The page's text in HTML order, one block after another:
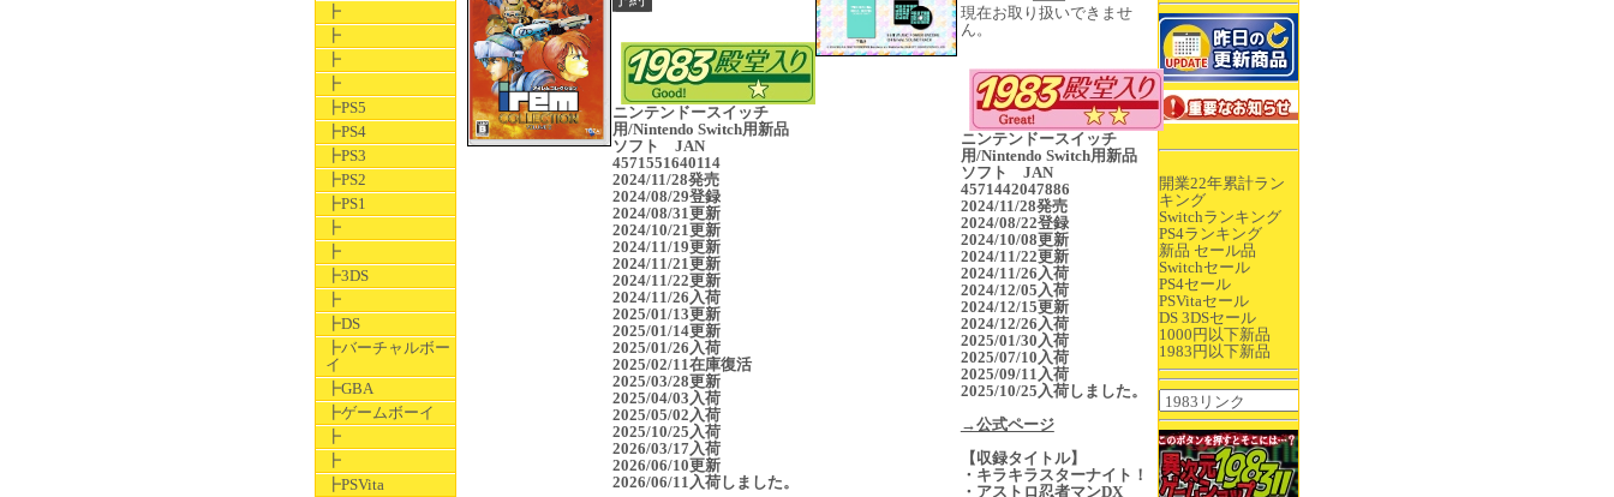
┣
┣
┣
┣
┣PS5
┣PS4
┣PS3
┣PS2
┣PS1
┣
┣
┣3DS
┣
┣DS
┣バーチャルボー
イ
┣GBA
┣ゲームボーイ
┣
┣
┣PSVita
開業22年累計ラン
キング
Switchランキング
PS4ランキング
新品 セール品
Switchセール
PS4セール
PSVitaセール
DS 3DSセール
1000円以下新品
1983円以下新品
ニンテンドースイッチ
用/Nintendo Switch用新品
ソフト JAN
4571551640114
2024/11/28発売
2024/08/29登録
2024/08/31更新
2024/10/21更新
2024/11/19更新
2024/11/21更新
2024/11/22更新
2024/11/26入荷
2025/01/13更新
2025/01/14更新
2025/01/26入荷
2025/02/11在庫復活
2025/03/28更新
2025/04/03入荷
2025/05/02入荷
2025/10/25入荷
2026/03/17入荷
2026/06/10更新
2026/06/11入荷しました。
現在お取り扱いできませ
ん。
ニンテンドースイッチ
用/Nintendo Switch用新品
ソフト JAN
4571442047886
2024/11/28発売
2024/08/22登録
2024/10/08更新
2024/11/22更新
2024/11/26入荷
2024/12/05入荷
2024/12/15更新
2024/12/26入荷
2025/01/30入荷
2025/07/10入荷
2025/09/11入荷
2025/10/25入荷しました。
→公式ページ
【収録タイトル】
・キラキラスターナイト！
・アストロ忍者マンDX